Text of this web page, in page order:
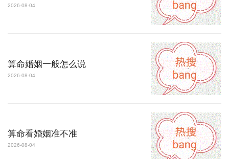
2026-08-04
算命婚姻一般怎么说
2026-08-04
算命看婚姻准不准
2026-08-04